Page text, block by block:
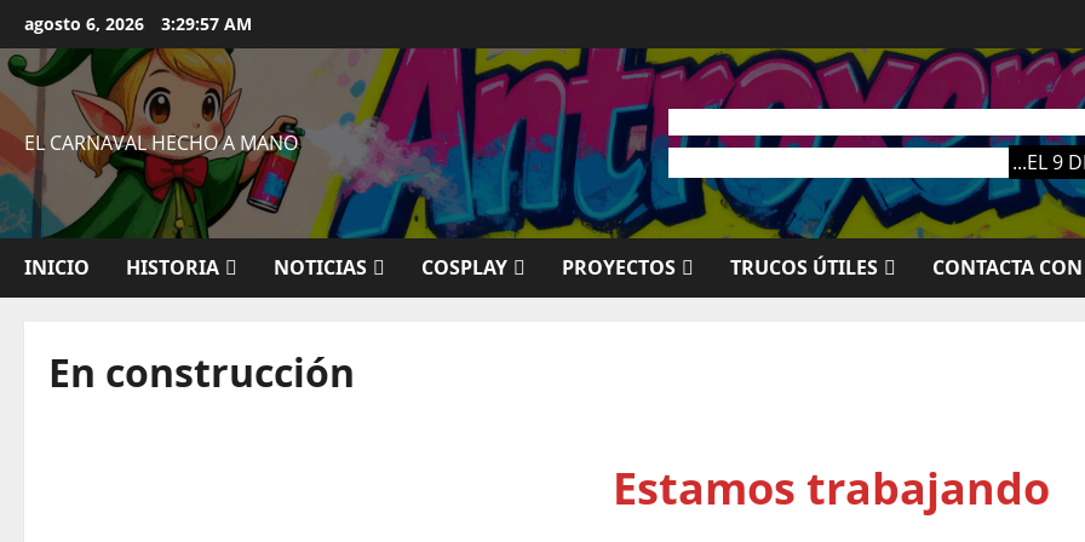
al
contenido
agosto 6, 2026 3:29:58 AM
EL CARNAVAL HECHO A MANO
...EL 9
INICIO HISTORIA NOTICIAS COSPLAY PROYECTOS TRUCOS ÚTILES CONTACTA
En construcción
Estamos trabajando